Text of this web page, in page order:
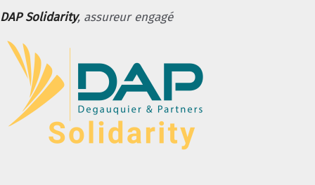
DAP Solidarity, assureur engagé